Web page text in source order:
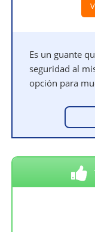
Es un guante
seguridad al
opción para